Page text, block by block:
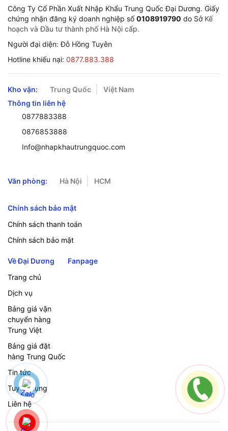
Công Ty Cổ Phần Xuất Nhập Khẩu Trung Quốc Đại Dương. Giấy
chứng nhận đăng ký doanh nghiệp số0108919790 do Sở Kế
hoạch và Đầu tư thành phố Hà Nội cấp.
Người đại diện: Đỗ Hồng Tuyên
Hotline khiếu nại: 0877.883.388
Kho vận: Trung Quốc
Việt Nam
Thông tin liên hệ
0877883388
0876853888
Info@nhapkhautrungquoc.com
Văn phòng: Hà Nội HCM
Chính sách bảo mật
Chính sách thanh toán
Chính sách bảo mật
Về Đại Dương
Trang chủ
Dịch vụ
Bảng giá vận
chuyển hàng
Trung Việt
Bảng giá đặt
hàng Trung Quốc
Tin tức
Tuyển dụng
Liên hệ
Fanpage